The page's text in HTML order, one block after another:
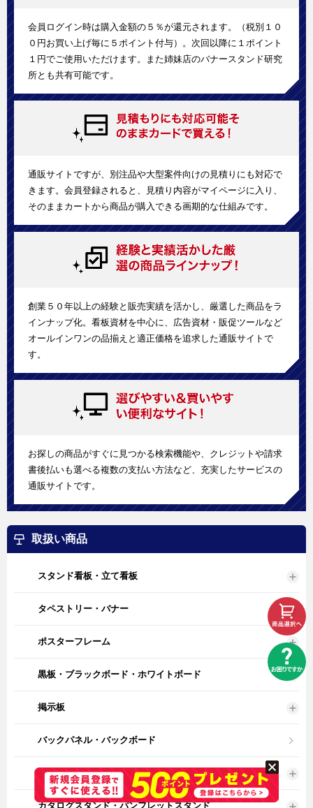
会員ログイン時は購入金額の５％が還元されます。（税別１０
０円お買い上げ毎に５ポイント付与）。次回以降に１ポイント
１円でご使用いただけます。また姉妹店のバナースタンド研究
所とも共有可能です。
通販サイトですが、別注品や大型案件向けの見積りにも対応で
きます。会員登録されると、見積り内容がマイページに入り、
そのままカートから商品が購入できる画期的な仕組みです。
創業５０年以上の経験と販売実績を活かし、厳選した商品をラ
インナップ化。看板資材を中心に、広告資材・販促ツールなど
オールインワンの品揃えと適正価格を追求した通販サイトで
す。
お探しの商品がすぐに見つかる検索機能や、クレジットや請求
書後払いも選べる複数の支払い方法など、充実したサービスの
通販サイトです。
取扱い商品
スタンド看板・立て看板
タペストリー・バナー
ポスターフレーム
黒板・ブラックボード・ホワイトボード
掲示板
バックパネル・バックボード
イーゼル
カタログスタンド・パンフレットスタンド